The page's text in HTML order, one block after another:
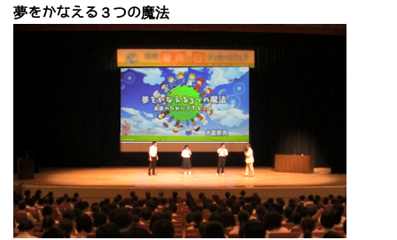
夢をかなえる３つの魔法